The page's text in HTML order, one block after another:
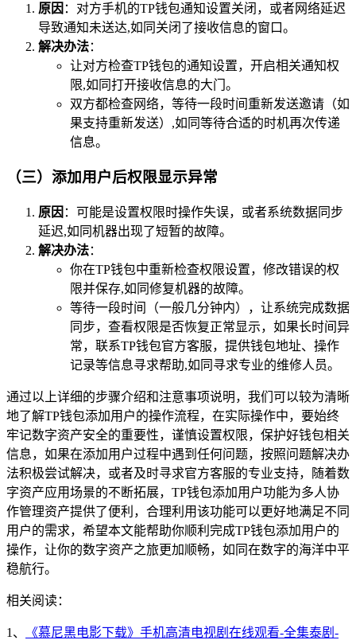
原因 ：对方手机的TP钱包通知设置关闭，或者网络延迟
导致通知未送达,如同关闭了接收信息的窗口。
解决办法：
让对方检查TP钱包的通知设置，开启相关通知权
限,如同打开接收信息的大门。
双方都检查网络，等待一段时间重新发送邀请（如
果支持重新发送）,如同等待合适的时机再次传递
信息。
（三）添加用户后权限显示异常
原因 ：可能是设置权限时操作失误，或者系统数据同步
延迟,如同机器出现了短暂的故障。
解决办法：
你在TP钱包中重新检查权限设置，修改错误的权
限并保存,如同修复机器的故障。
等待一段时间（一般几分钟内），让系统完成数据
同步，查看权限是否恢复正常显示，如果长时间异
常，联系TP钱包官方客服，提供钱包地址、操作
记录等信息寻求帮助,如同寻求专业的维修人员。
通过以上详细的步骤介绍和注意事项说明，我们可以较为清晰
地了解TP钱包添加用户的操作流程，在实际操作中，要始终
牢记数字资产安全的重要性，谨慎设置权限，保护好钱包相关
信息，如果在添加用户过程中遇到任何问题，按照问题解决办
法积极尝试解决，或者及时寻求官方客服的专业支持，随着数
字资产应用场景的不断拓展，TP钱包添加用户功能为多人协
作管理资产提供了便利，合理利用该功能可以更好地满足不同
用户的需求，希望本文能帮助你顺利完成TP钱包添加用户的
操作，让你的数字资产之旅更加顺畅，如同在数字的海洋中平
稳航行。
相关阅读：
1、
《慕尼黑电影下载》手机高清电视剧在线观看-全集泰剧-